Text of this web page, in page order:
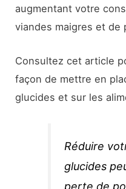
augmentant votre
viandes maigres et de
Consultez cet article
façon de mettre en
glucides et sur les
Réduire
glucides
perte de